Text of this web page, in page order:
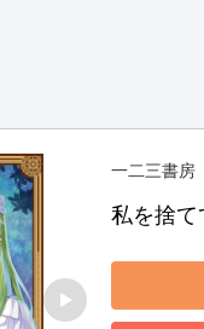
一二三書房
私を捨て